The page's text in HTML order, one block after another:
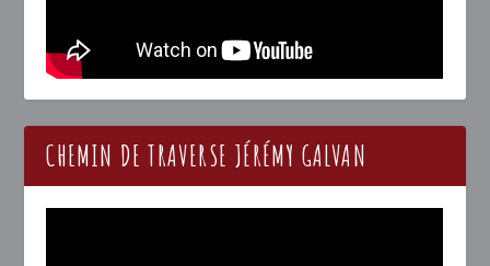
CHEMIN DE TRAVERSE JÉRÉMY GALVAN